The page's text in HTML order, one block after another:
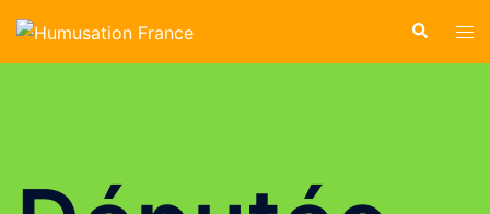
de s'inscrire dans le cycle du vivant ....